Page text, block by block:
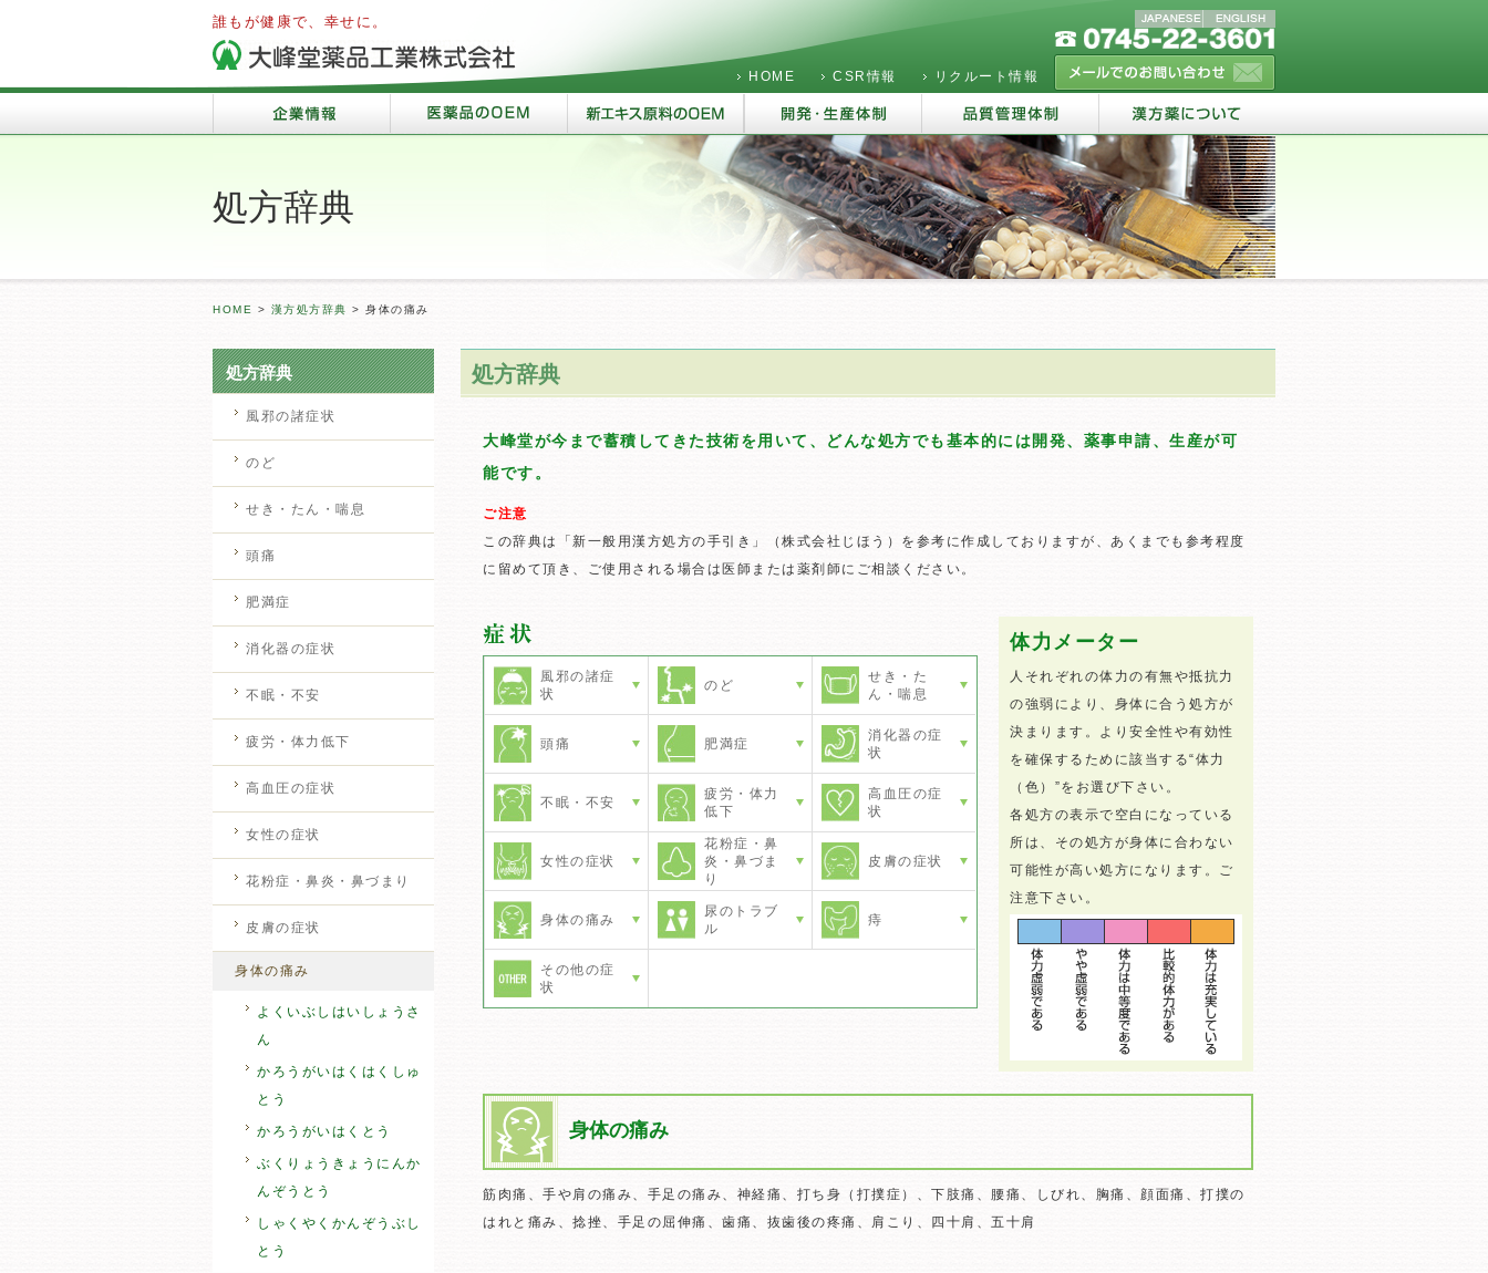
誰もが健康で、幸せに。
HOME CSR情報 リクルート情報
処方辞典
HOME > 漢方処方辞典 > 身体の痛み
処方辞典
大峰堂が今まで蓄積してきた技術を用いて、どんな処方でも基本的には開発、薬事申請、生産が可
能です。
ご注意
この辞典は「新一般用漢方処方の手引き」（株式会社じほう）を参考に作成しておりますが、あくまでも参考程度
に留めて頂き、ご使用される場合は医師または薬剤師にご相談ください。
風邪の諸症
状
のど
せき・た
ん・喘息
頭痛 肥満症
消化器の症
状
不眠・不安
疲労・体力
低下
高血圧の症
状
女性の症状
花粉症・鼻
炎・鼻づま
り
皮膚の症状
身体の痛み
尿のトラブ
ル
痔
その他の症
状
体力メーター
人それぞれの体力の有無や抵抗力
の強弱により、身体に合う処方が
決まります。より安全性や有効性
を確保するために該当する“体力
（色）”をお選び下さい。
各処方の表示で空白になっている
所は、その処方が身体に合わない
可能性が高い処方になります。ご
注意下さい。
身体の痛み
筋肉痛、手や肩の痛み、手足の痛み、神経痛、打ち身（打撲症）、下肢痛、腰痛、しびれ、胸痛、顔面痛、打撲の
はれと痛み、捻挫、手足の屈伸痛、歯痛、抜歯後の疼痛、肩こり、四十肩、五十肩
処方辞典
風邪の諸症状
のど
せき・たん・喘息
頭痛
肥満症
消化器の症状
不眠・不安
疲労・体力低下
高血圧の症状
女性の症状
花粉症・鼻炎・鼻づまり
皮膚の症状
身体の痛み
よくいぶしはいしょうさ
ん
かろうがいはくはくしゅ
とう
かろうがいはくとう
ぶくりょうきょうにんか
んぞうとう
しゃくやくかんぞうぶし
とう